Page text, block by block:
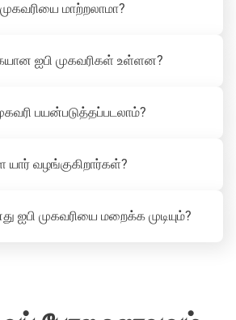
மாற்றலாமா?
ஐபி முகவரிகள் உள்ளன?
பயன்படுத்தப்படலாம்?
யார் வழங்குகிறார்கள்?
ஐபி முகவரியை மறைக்க முடியும்?